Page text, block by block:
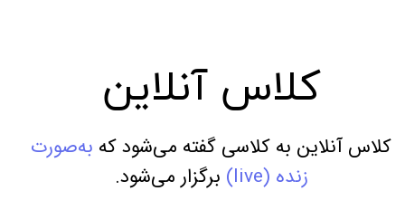
کلاس آنلاین به کلاسی گفته می‌شود که به‌صورت
زنده (live)
برگزار می‌شود.
کلاس آنلاین